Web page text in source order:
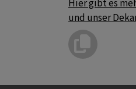
Hier gibt es
und unser